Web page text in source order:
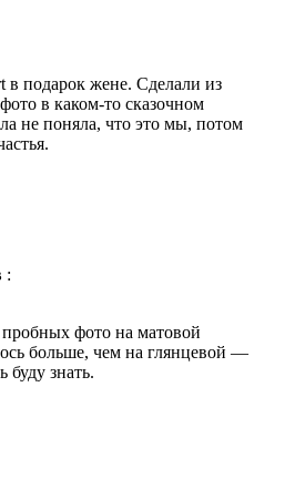
в подарок жене. Сделали из
в каком-то сказочном
не поняла, что это мы, потом
:
пробных фото на матовой
больше, чем на глянцевой —
буду знать.